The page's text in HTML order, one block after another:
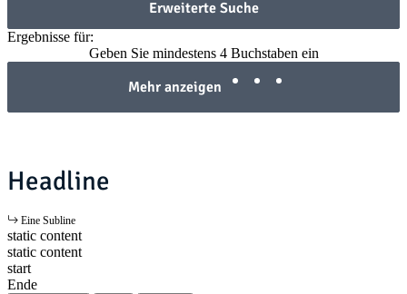
Erweiterte Suche
Ergebnisse für:
Geben Sie mindestens 4 Buchstaben ein
Mehr anzeigen
Headline
Eine Subline
static content
static content
start
Ende